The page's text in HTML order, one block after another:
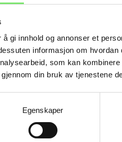
gi innhold og annonser et
informasjon om
som kan
din bruk av tjenestene
Egenskaper